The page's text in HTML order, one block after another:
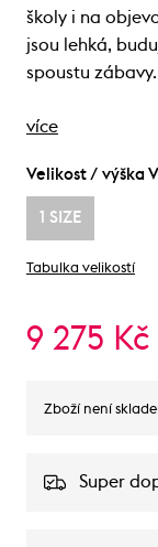
školy i na
jsou lehká,
spoustu
více
Velikost / výška
1 SIZE
Tabulka velikostí
9 275 Kč
Zboží není
Super